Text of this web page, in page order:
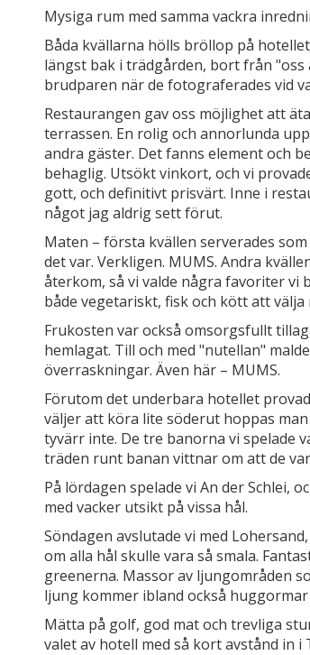
Mysiga rum med samma vackra
Båda kvällarna hölls bröllop på
längst bak i trädgården, bort från "oss
brudparen när de fotograferades vid
Restaurangen gav oss möjlighet att
terrassen. En rolig och annorlunda
andra gäster. Det fanns element och
behaglig. Utsökt vinkort, och vi
gott, och definitivt prisvärt. Inne i
något jag aldrig sett förut.
Maten – första kvällen serverades
det var. Verkligen. MUMS. Andra
återkom, så vi valde några favoriter vi
både vegetariskt, fisk och kött att välja
Frukosten var också omsorgsfullt
hemlagat. Till och med "nutellan"
överraskningar. Även här – MUMS.
Förutom det underbara hotellet
väljer att köra lite söderut hoppas
tyvärr inte. De tre banorna vi spelade
träden runt banan vittnar om att de
På lördagen spelade vi An der Schlei,
med vacker utsikt på vissa hål.
Söndagen avslutade vi med
om alla hål skulle vara så smala.
greenerna. Massor av ljungområden
ljung kommer ibland också
Mätta på golf, god mat och trevliga
valet av hotell med så kort avstånd in